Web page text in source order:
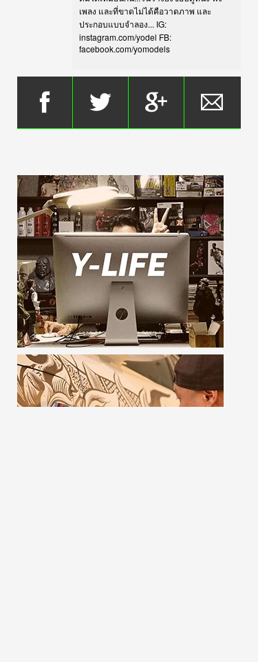
เพลง และที่ขาดไม่ได้คือวาดภาพ และ
ประกอบแบบจำลอง... IG:
instagram.com/yodel FB:
facebook.com/yomodels